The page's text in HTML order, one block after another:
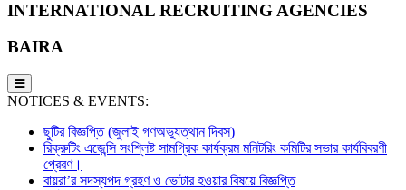
INTERNATIONAL RECRUITING AGENCIES
BAIRA
NOTICES & EVENTS:
ছুটির বিজ্ঞপ্তি (জুলাই গণঅভ্যুত্থান দিবস)
রিক্রুটিং এজেন্সি সংশ্লিষ্ট সামগ্রিক কার্যক্রম মনিটরিং কমিটির সভার কার্যবিবরণী
প্রেরণ।
বায়রা’র সদস্যপদ গ্রহণ ও ভোটার হওয়ার বিষয়ে বিজ্ঞপ্তি